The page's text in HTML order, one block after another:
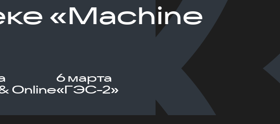
«Machine
Online
6 марта
«ГЭС-2»